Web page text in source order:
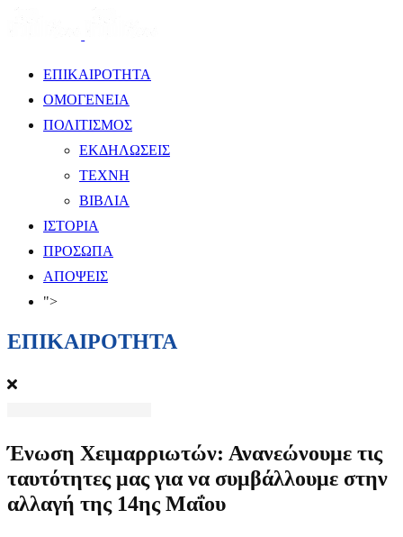
ΕΠΙΚΑΙΡΟΤΗΤΑ
ΟΜΟΓΕΝΕΙΑ
ΠΟΛΙΤΙΣΜΟΣ
ΕΚΔΗΛΩΣΕΙΣ
ΤΕΧΝΗ
ΒΙΒΛΙΑ
ΙΣΤΟΡΙΑ
ΠΡΟΣΩΠΑ
ΑΠΟΨΕΙΣ
">
ΕΠΙΚΑΙΡΟΤΗΤΑ
Ένωση Χειμαρριωτών: Ανανεώνουμε τις
ταυτότητες μας για να συμβάλλουμε στην
αλλαγή της 14ης Μαΐου